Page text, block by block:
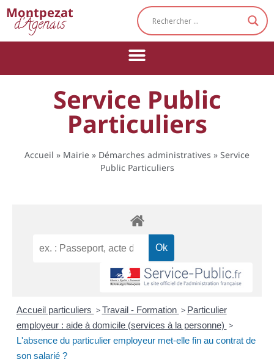
Montpezat
d'Agenais
Service Public
Particuliers
Accueil » Mairie » Démarches administratives » Service
Public Particuliers
Accueil particuliers > Travail - Formation > Particulier
employeur : aide à domicile (services à la personne) >
L'absence du particulier employeur met-elle fin au contrat de
son salarié ?
Cookies management panel